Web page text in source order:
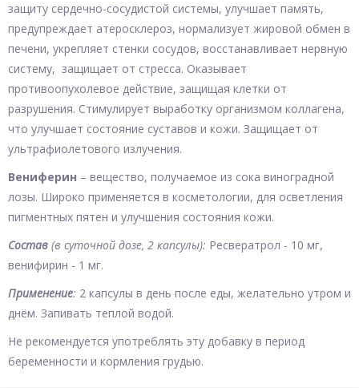
защиту сердечно-сосудистой системы, улучшает память,
предупреждает атеросклероз, нормализует жировой обмен в
печени, укрепляет стенки сосудов, восстанавливает нервную
систему, защищает от стресса. Оказывает
противоопухолевое действие, защищая клетки от
разрушения. Стимулирует выработку организмом коллагена,
что улучшает состояние суставов и кожи. Защищает от
ультрафиолетового излучения.
Вениферин – вещество, получаемое из сока виноградной
лозы. Широко применяется в косметологии, для осветления
пигментных пятен и улучшения состояния кожи.
Состав (в суточной дозе, 2 капсулы): Ресвератрол - 10 мг,
венифирин - 1 мг.
Применение: 2 капсулы в день после еды, желательно утром и
днём. Запивать теплой водой.
Не рекомендуется употреблять эту добавку в период
беременности и кормления грудью.